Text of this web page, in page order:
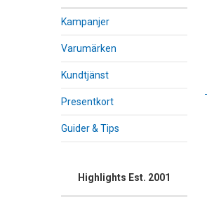
Kampanjer
Varumärken
Kundtjänst
Presentkort
Guider & Tips
Highlights Est. 2001